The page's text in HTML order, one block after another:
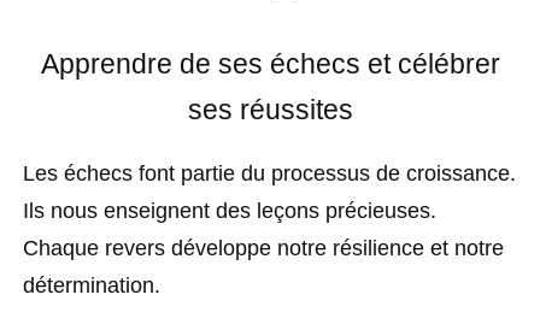
Apprendre de ses échecs et célébrer
ses réussites
Les échecs font partie du processus de croissance.
Ils nous enseignent des leçons précieuses.
Chaque revers développe notre résilience et notre
détermination.